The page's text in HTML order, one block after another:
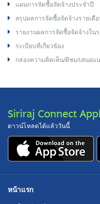
แผนการจัดซื้อจัดจ้างประจำปี
สรุปผลการจัดซื้อจัดจ้างรายเดื
รายงานผลการจัดซื้อจัดจ้างใน
ระเบียบที่เกี่ยวข้อง
กล่องความคิดเห็น/ติชม/เสนอแ
Siriraj Connect
ดาวน์โหลดได้แล้ววันนี้
หน้าแรก